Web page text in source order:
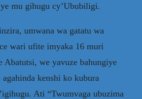
mu gihugu cy’Ububiligi.
umwana wa gatatu wa
wari ufite imyaka 16 muri
Abatutsi, we yavuze bahungiye
kenshi ko kubura
Ati “Twumvaga ubuzima